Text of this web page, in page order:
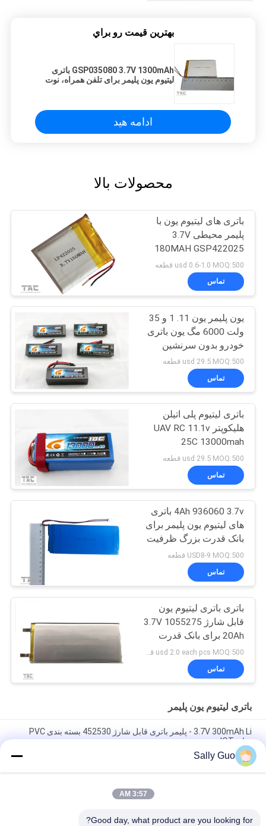
بهترين قيمت رو براي
GSP035080 3.7V 1300mAh باتری
لیتیوم یون پلیمر برای تلفن همراه، نوت
ادامه هید
محصولات بالا
باتری های لیتیوم یون با
پلیمر محیطی 3.7V
180MAH GSP422025
usd 0.6-1.0 MOQ:500 قطعه
تماس
یون پلیمر یون 11. 1 و 35
ولت 6000 مگ یون باتری
خودرو بدون سرنشین
usd 29.5 MOQ:500 قطعه
تماس
باتری لیتیوم پلی اتیلن
هلیکوپتر UAV RC 11.1v
25C 13000mah
Size6484165
usd 29.5 MOQ:500 قطعه
تماس
4Ah 936060 3.7v باتری
های لیتیوم یون پلیمر برای
بانک قدرت بزرگ ظرفیت
USD8-9 MOQ:500 قطعه
تماس
باتری باتری لیتیوم یون
قابل شارژ 3.7V 1055275
20Ah برای بانک قدرت
تماس
باتری لیتیوم یون پلیمر
3.7V 300mAh Li - پلیمر باتری قابل شارژ 452530 بسته بندی PVC
برای IOT
1000mAh
Sally Guo
3:57 AM
Good day, what product are you looking for?